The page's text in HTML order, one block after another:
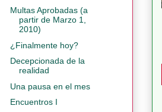
Multas Aprobadas (a
partir de Marzo 1,
2010)
¿Finalmente hoy?
Decepcionada de la
realidad
Una pausa en el mes
Encuentros I